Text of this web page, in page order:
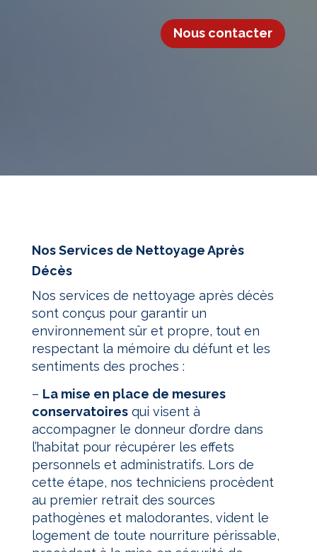
Nous contacter
Nos Services de Nettoyage Après
Décès
Nos services de nettoyage après décès
sont conçus pour garantir un
environnement sûr et propre, tout en
respectant la mémoire du défunt et les
sentiments des proches :
– La mise en place de mesures
conservatoiresqui visent à
accompagner le donneur d’ordre dans
l’habitat pour récupérer les effets
personnels et administratifs. Lors de
cette étape, nos techniciens procèdent
au premier retrait des sources
pathogènes et malodorantes, vident le
logement de toute nourriture périssable,